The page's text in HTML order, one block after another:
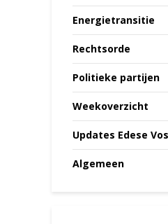
Energietransitie
Rechtsorde
Politieke partijen
Weekoverzicht
Updates Edese Vos
Algemeen